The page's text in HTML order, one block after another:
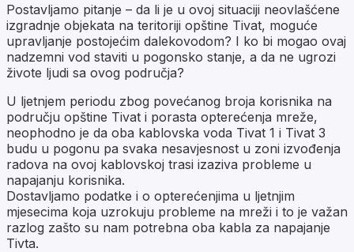
Postavljamo pitanje – da li je u ovoj situaciji neovlašćene
izgradnje objekata na teritoriji opštine Tivat, moguće
upravljanje postojećim dalekovodom? I ko bi mogao ovaj
nadzemni vod staviti u pogonsko stanje, a da ne ugrozi
živote ljudi sa ovog područja?
U ljetnjem periodu zbog povećanog broja korisnika na
području opštine Tivat i porasta opterećenja mreže,
neophodno je da oba kablovska voda Tivat 1 i Tivat 3
budu u pogonu pa svaka nesavjesnost u zoni izvođenja
radova na ovoj kablovskoj trasi izaziva probleme u
napajanju korisnika.
Dostavljamo podatke i o opterećenjima u ljetnjim
mjesecima koja uzrokuju probleme na mreži i to je važan
razlog zašto su nam potrebna oba kabla za napajanje
Tivta.